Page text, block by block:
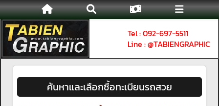
Tel : 092-697-5511
Line : @TABIENGRAPHIC
ค้นหาและเลือกซื้อทะเบียนรถสวย